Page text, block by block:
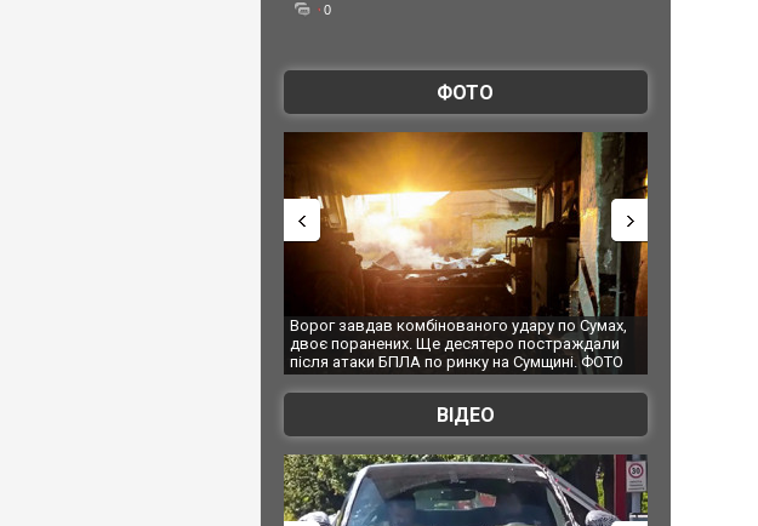
0
ФОТО
Ворог завдав комбінованого удару по Сумах,
двоє поранених. Ще десятеро постраждали
після атаки БПЛА по ринку на Сумщині. ФОТО
За 2000 кілометрів від кордону з Україною: в
Єкатеринбурзі після атаки дронів загорівся
склад Wildberries. ФОТО. ВІДЕО
ВІДЕО